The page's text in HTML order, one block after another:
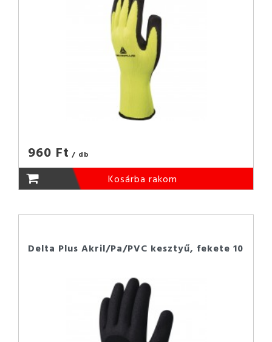
960 Ft / db
Kosárba rakom
Delta Plus Akril/Pa/PVC kesztyű, fekete 10